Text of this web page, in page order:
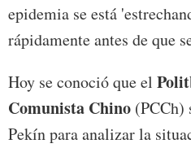
epidemia se está
rápidamente antes de que
Hoy se conoció que el
Comunista Chino (PCCh)
Pekín para analizar la